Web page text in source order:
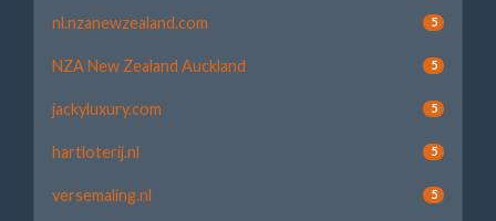
nl.nzanewzealand.com 5
NZA New Zealand Auckland 5
jackyluxury.com 5
hartloterij.nl 5
versemaling.nl 5